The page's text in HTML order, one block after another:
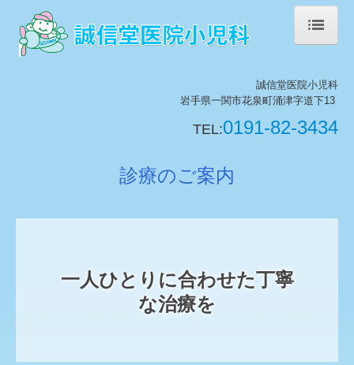
誠信堂医院小児科
岩手県一関市花泉町涌津字道下13
TEL:0191-82-3434
診療のご案内
一人ひとりに合わせた丁寧
な治療を